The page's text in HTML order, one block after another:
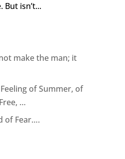
isn’t...
make the man; it
of Summer, of
…
of Fear….